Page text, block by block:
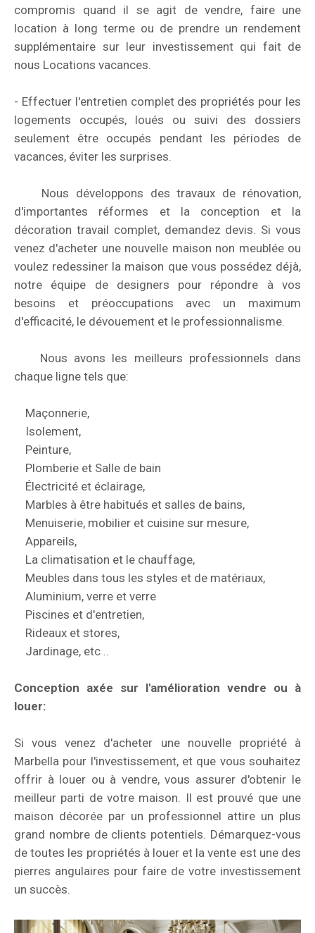
compromis quand il se agit de vendre, faire une
location à long terme ou de prendre un rendement
supplémentaire sur leur investissement qui fait de
nous Locations vacances.
- Effectuer l'entretien complet des propriétés pour les
logements occupés, loués ou suivi des dossiers
seulement être occupés pendant les périodes de
vacances, éviter les surprises.
Nous développons des travaux de rénovation,
d'importantes réformes et la conception et la
décoration travail complet, demandez devis. Si vous
venez d'acheter une nouvelle maison non meublée ou
voulez redessiner la maison que vous possédez déjà,
notre équipe de designers pour répondre à vos
besoins et préoccupations avec un maximum
d'efficacité, le dévouement et le professionnalisme.
Nous avons les meilleurs professionnels dans
chaque ligne tels que:
Maçonnerie,
Isolement,
Peinture,
Plomberie et Salle de bain
Électricité et éclairage,
Marbles à être habitués et salles de bains,
Menuiserie, mobilier et cuisine sur mesure,
Appareils,
La climatisation et le chauffage,
Meubles dans tous les styles et de matériaux,
Aluminium, verre et verre
Piscines et d'entretien,
Rideaux et stores,
Jardinage, etc ..
Conception axée sur l'amélioration vendre ou à
louer:
Si vous venez d'acheter une nouvelle propriété à
Marbella pour l'investissement, et que vous souhaitez
offrir à louer ou à vendre, vous assurer d'obtenir le
meilleur parti de votre maison. Il est prouvé que une
maison décorée par un professionnel attire un plus
grand nombre de clients potentiels. Démarquez-vous
de toutes les propriétés à louer et la vente est une des
pierres angulaires pour faire de votre investissement
un succès.